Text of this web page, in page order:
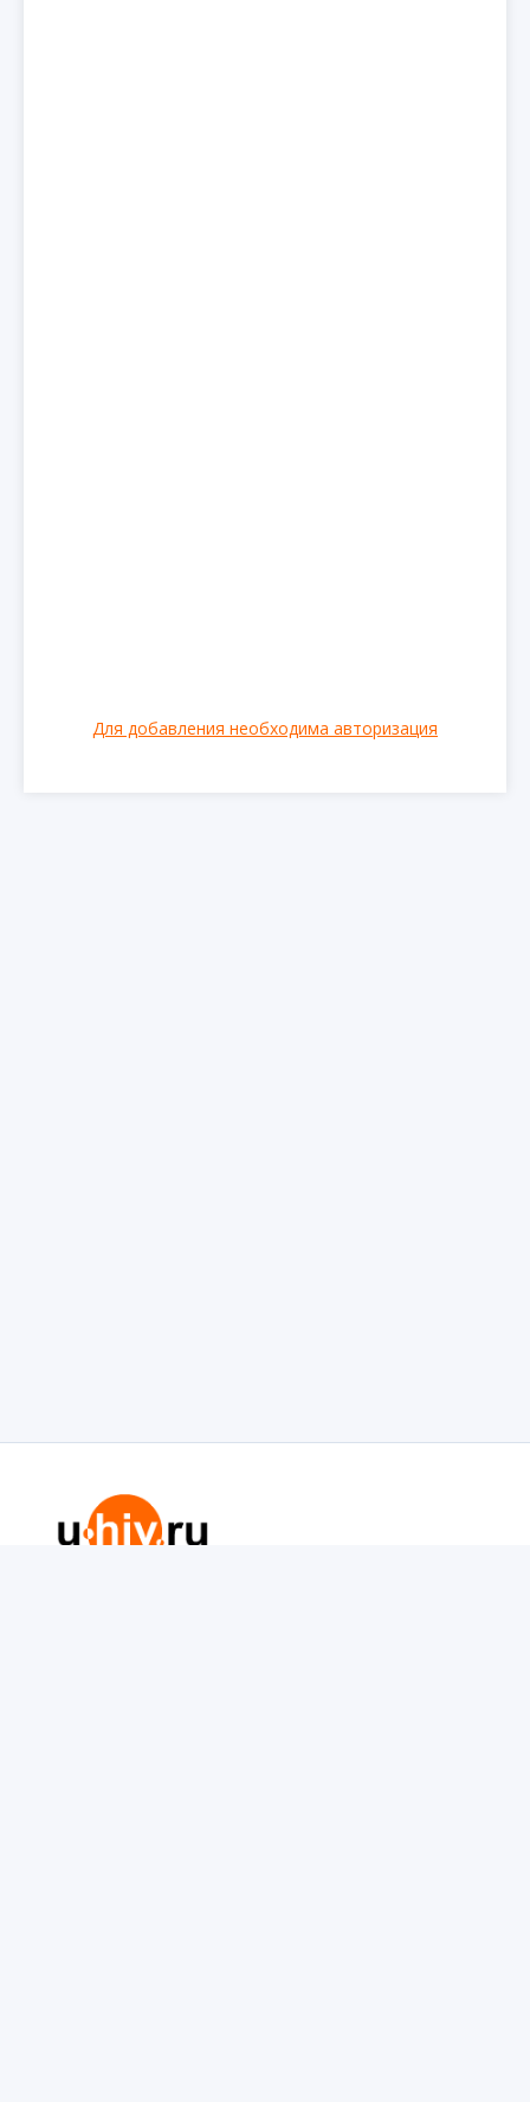
Для добавления необходима авторизация